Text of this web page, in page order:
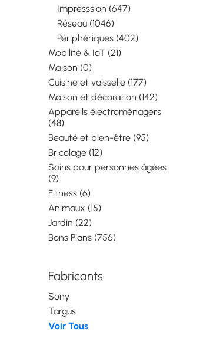
Impresssion (647)
Réseau (1046)
Périphériques (402)
Mobilité & IoT (21)
Maison (0)
Cuisine et vaisselle (177)
Maison et décoration (142)
Appareils électroménagers
(48)
Beauté et bien-être (95)
Bricolage (12)
Soins pour personnes âgées
(9)
Fitness (6)
Animaux (15)
Jardin (22)
Bons Plans (756)
Fabricants
Sony
Targus
Voir Tous